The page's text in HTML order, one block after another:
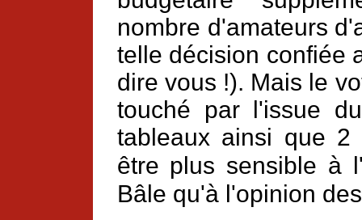
nombre d'amateurs
telle décision confiée
dire vous !). Mais le
touché par l'issue
tableaux ainsi que 2
être plus sensible à
Bâle qu'à l'opinion